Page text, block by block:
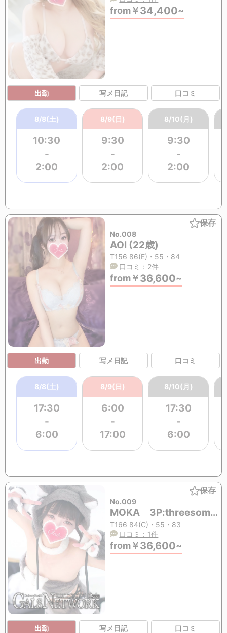
from￥34,400~
出勤 写メ日記 口コミ
8/8(土)
10:30
-
2:00
8/9(日)
9:30
-
2:00
8/10(月)
9:30
-
2:00
保存
No.008
AOI (22歳)
T156 86(E)・55・84
口コミ：2件
from￥36,600~
出勤 写メ日記 口コミ
8/8(土)
17:30
-
6:00
8/9(日)
6:00
-
17:00
8/10(月)
17:30
-
6:00
保存
No.009
MOKA 3P:threesome(mmf&mff)OK (20歳)
T166 84(C)・55・83
口コミ：1件
from￥36,600~
出勤 写メ日記 口コミ